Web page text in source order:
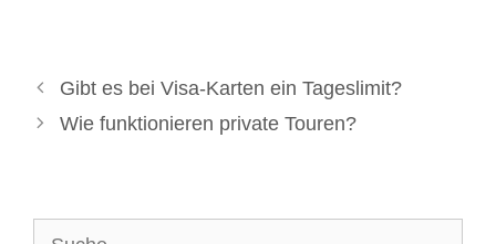
Gibt es bei Visa-Karten ein Tageslimit?
Wie funktionieren private Touren?